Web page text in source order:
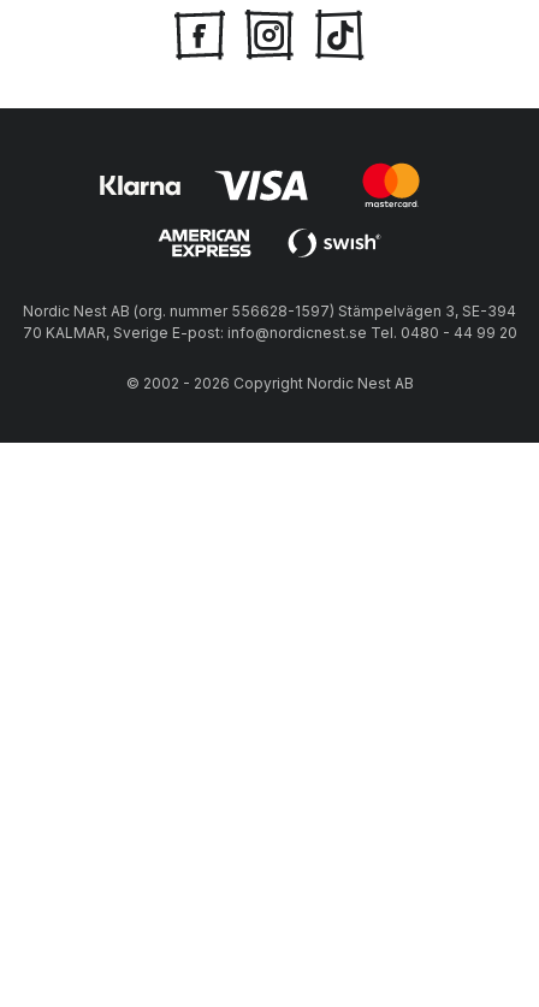
Nordic Nest AB (org. nummer 556628-1597) Stämpelvägen 3, SE-394
70 KALMAR, Sverige E-post: info@nordicnest.se Tel. 0480 - 44 99 20
© 2002 - 2026 Copyright Nordic Nest AB